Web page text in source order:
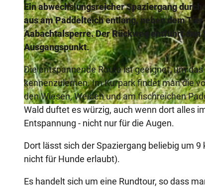
© Bad Wünnenberg Touristik GmbH |CC-BY-SA
Ein abwechslungsreicher Spaziergang
aus am Paddelteich entlang, neben dem
Aabachtalsperre. Der Rückweg entführt
Ausgangspunkt.
Die entspannende Route ist geeignet, um
kennenzulernen. Im Kurpark findet man die
den Wiesen, Weiden und am fischreichen
Wald duftet es würzig, auch wenn dort alles
Entspannung - nicht nur für die Augen.
Dort lässt sich der Spaziergang beliebig um
nicht für Hunde erlaubt).
Es handelt sich um eine Rundtour, so dass